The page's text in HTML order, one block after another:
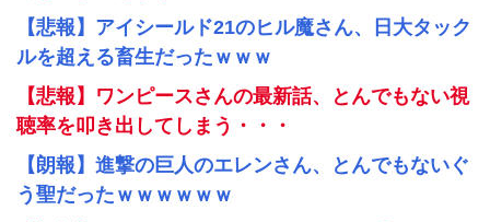
【悲報】アイシールド21のヒル魔さん、日大タック
ルを超える畜生だったｗｗｗ
【悲報】ワンピースさんの最新話、とんでもない視
聴率を叩き出してしまう・・・
【朗報】進撃の巨人のエレンさん、とんでもないぐ
う聖だったｗｗｗｗｗｗ